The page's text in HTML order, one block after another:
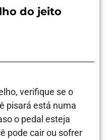
do jeito
verifique se o
pisará está numa
o pedal esteja
pode cair ou sofrer